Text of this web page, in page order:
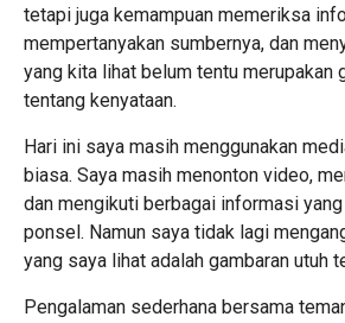
tetapi juga kemampuan memeriksa
mempertanyakan sumbernya, dan
yang kita lihat belum tentu merupakan
tentang kenyataan.
Hari ini saya masih menggunakan
biasa. Saya masih menonton video,
dan mengikuti berbagai informasi
ponsel. Namun saya tidak lagi
yang saya lihat adalah gambaran utuh
Pengalaman sederhana bersama